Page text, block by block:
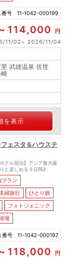
番号 11-1042-000199
114,000
円
11/02
2026/11/04
武雄温泉 佐世
を表示
ェスタ＆ハウステ
テル宿泊】アジア最大級
と楽しめる３日間♪
プラン
婦旅行
ひとり旅
フォトジェニック
場
番号 11-1042-000197
118,000
円